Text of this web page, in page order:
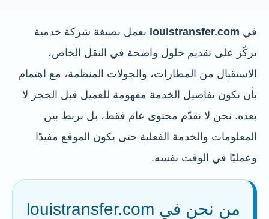
في louistransfer.com نعمل بصيغة شركة خدمية
تركّز على تقديم حلول واضحة في النقل الخاص،
الاستقبال من المطارات، والجولات المنظمة، مع اهتمام
بأن تكون تفاصيل الخدمة مفهومة للعميل قبل الحجز لا
بعده. نحن لا نقدّم محتوى عام فقط، بل نربط بين
المعلومات والخدمة الفعلية حتى يكون الموقع مفيدًا
وعمليًا في الوقت نفسه.
من نحن في louistransfer.com